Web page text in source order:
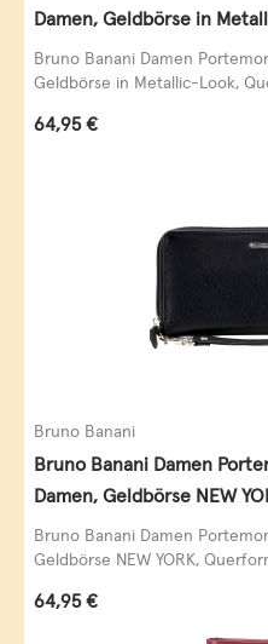
Damen, Geldbörse in
Leder, schwarz-gold
Bruno Banani Damen
Geldbörse in Metallic-Look,
Regulärer Preis:
64,95 €
Bruno Banani
Bruno Banani Damen
Damen, Geldbörse NEW
schwarz
Bruno Banani Damen
Geldbörse NEW YORK,
Regulärer Preis:
64,95 €